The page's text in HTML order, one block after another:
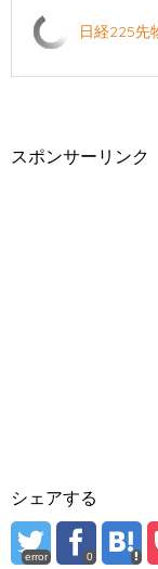
日経225先
スポンサーリンク
シェアする
error 0